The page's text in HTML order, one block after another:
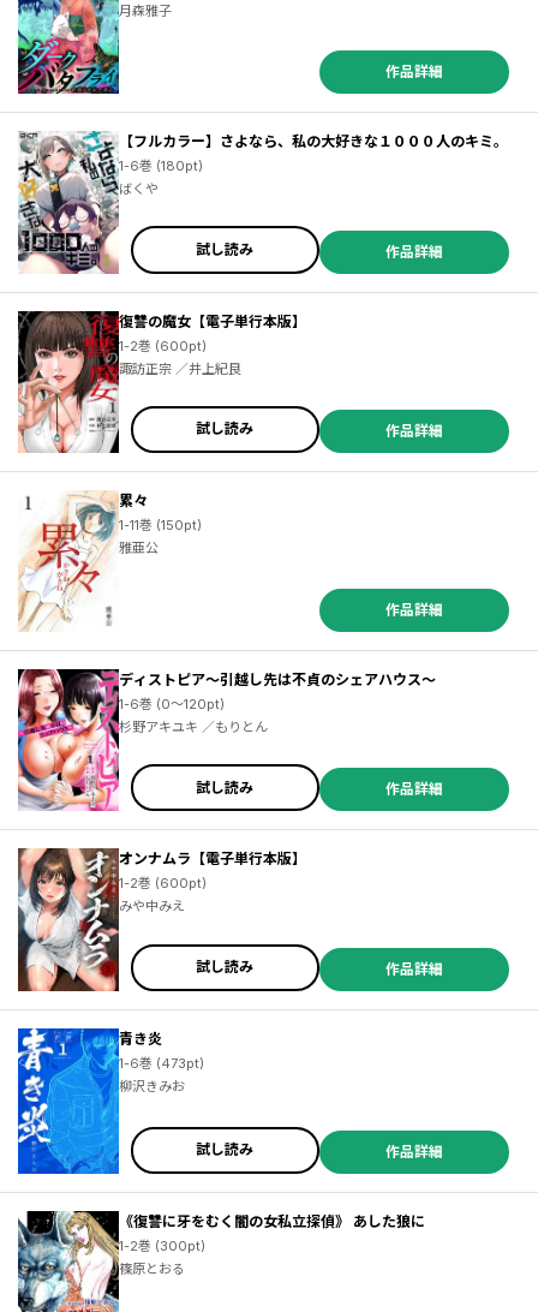
月森雅子
作品詳細
【フルカラー】さよなら、私の大好きな１０００人のキミ。
1-6巻 (180pt)
ばくや
試し読み 作品詳細
復讐の魔女【電子単行本版】
1-2巻 (600pt)
諏訪正宗 ／井上紀良
試し読み 作品詳細
累々
1-11巻 (150pt)
雅亜公
作品詳細
ディストピア～引越し先は不貞のシェアハウス～
1-6巻 (0～120pt)
杉野アキユキ ／もりとん
試し読み 作品詳細
オンナムラ【電子単行本版】
1-2巻 (600pt)
みや中みえ
試し読み 作品詳細
青き炎
1-6巻 (473pt)
柳沢きみお
試し読み 作品詳細
《復讐に牙をむく闇の女私立探偵》 あした狼に
1-2巻 (300pt)
篠原とおる